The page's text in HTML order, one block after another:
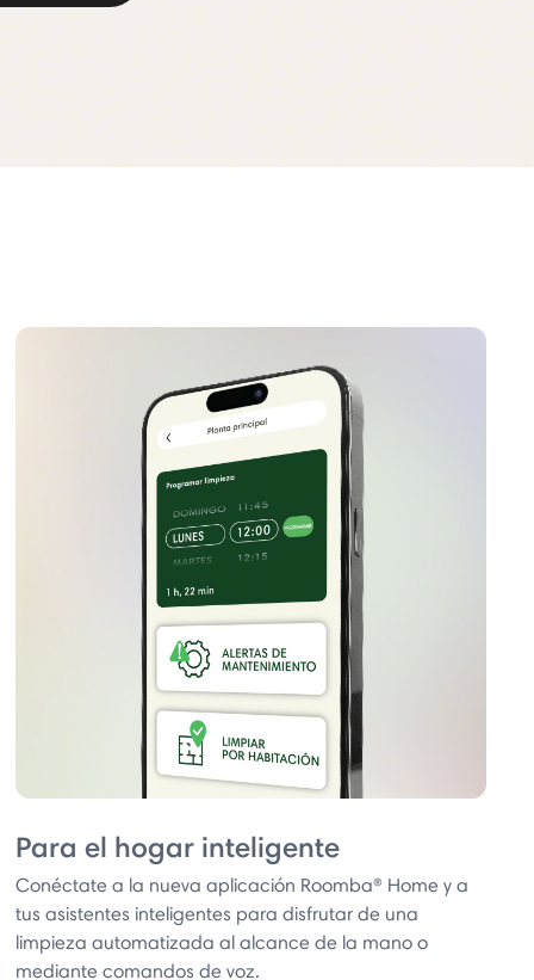
Para el hogar inteligente
Conéctate a la nueva aplicación Roomba® Home y a
tus asistentes inteligentes para disfrutar de una
limpieza automatizada al alcance de la mano o
mediante comandos de voz.